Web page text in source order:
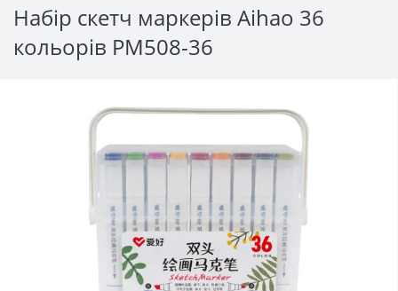
Набір скетч маркерів Aihao 36
кольорів PM508-36